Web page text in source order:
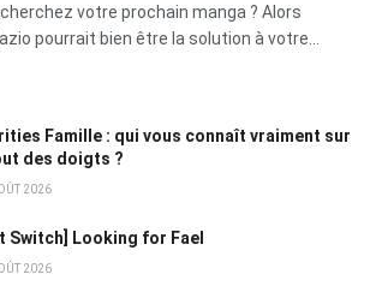
votre prochain manga ? Alors
pourrait bien être la solution à votre...
Famille : qui vous connaît vraiment sur
des doigts ?
2026
Switch] Looking for Fael
2026